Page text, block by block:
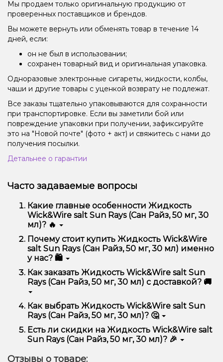
Мы продаем только оригинальную продукцию от
проверенных поставщиков и брендов.
Вы можете вернуть или обменять товар в течение 14
дней, если:
он не был в использовании;
сохранен товарный вид и оригинальная упаковка.
Одноразовые электронные сигареты, жидкости, колбы,
чаши и другие товары с уценкой возврату не подлежат.
Все заказы тщательно упаковываются для сохранности
при транспортировке. Если вы заметили бой или
повреждение упаковки при получении, зафиксируйте
это на "Новой почте" (фото + акт) и свяжитесь с нами до
получения посылки.
Детальнее о гарантии
Часто задаваемые вопросы
Какие главные особенности Жидкость
Wick&Wire salt Sun Rays (Сан Райз, 50 мг, 30
мл)? 🔥
Жидкость Wick&Wire salt Sun Rays (Сан Райз, 50 мг,
30 мл) отличается высоким качеством, удобством
использования и надежностью.
Почему стоит купить Жидкость Wick&Wire
salt Sun Rays (Сан Райз, 50 мг, 30 мл) именно
у нас? 🛍️
Мы предлагаем только оригинальную продукцию,
широкий ассортимент, выгодные цены и быструю
доставку. Кроме того, у нас регулярные акции и
скидки для клиентов!
Как заказать Жидкость Wick&Wire salt Sun
Rays (Сан Райз, 50 мг, 30 мл) с доставкой? 🚚
Оформить заказ можно в несколько кликов:
Добавьте Жидкость Wick&Wire salt Sun Rays
(Сан Райз, 50 мг, 30 мл) в корзину.
Перейдите к оформлению заказа.
доставки.
Как выбрать Жидкость Wick&Wire salt Sun
Rays (Сан Райз, 50 мг, 30 мл)? 🤔
Выбор зависит от ваших предпочтений – например,
если это кальян, учитывайте размер, материал и тип
чаши, если вейп – мощность и вкус. Наши
Есть ли скидки на Жидкость Wick&Wire salt
Sun Rays (Сан Райз, 50 мг, 30 мл)? 🎉
Отзывы о товаре: